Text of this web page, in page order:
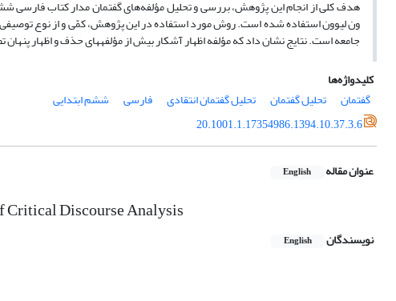
هدف کلی از انجام این پژوهش، بررسی و تحلیل مؤلفه‌های گفتمان مدار کتاب فارسی
جامعه است. نتایج نشان داد که مؤلفه اظهار آشکار بیش از مؤلفه­های حذف و اظهار
کلیدواژه‌ها
گفتمان
تحلیل گفتمان تحلیل گفتمان انتقادی فارسی
ششم ابتدایی
20.1001.1.17354986.1394.10.37.3.6
عنوان مقاله English
Critical Discourse Analysis
نویسندگان English